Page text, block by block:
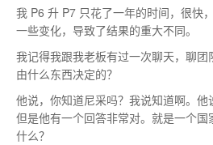
我 P6 升 P7 只花了一年的时间，很快
一些变化，导致了结果的重大不同。
我记得我跟我老板有过一次聊天，聊
由什么东西决定的？
他说，你知道尼采吗？我说知道啊。他
但是他有一个回答非常对。就是一个
什么？